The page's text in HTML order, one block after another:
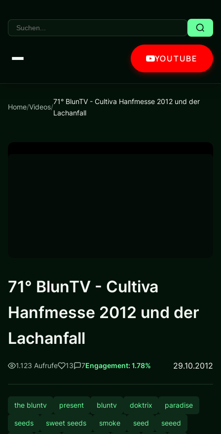
YOUTUBE
Home/Videos/
71° BlunTV - Cultiva Hanfmesse 2012 und der
Lachanfall
71° BlunTV - Cultiva
Hanfmesse 2012 und der
Lachanfall
1.123 Aufrufe 13 7Engagement: 1.78% 29.10.2012
the bluntv present bluntv doktrix paradise
seeds sweet seeds smoke seed seeed